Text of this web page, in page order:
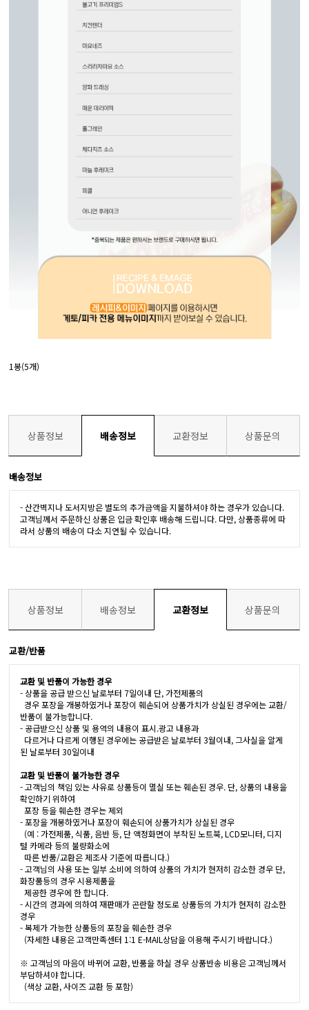
1봉(5개)
상품정보 배송정보 교환정보 상품문의
배송정보
- 산간벽지나 도서지방은 별도의 추가금액을 지불하셔야 하는 경우가 있습니다.
고객님께서 주문하신 상품은 입금 확인후 배송해 드립니다. 다만, 상품종류에 따
라서 상품의 배송이 다소 지연될 수 있습니다.
상품정보 배송정보 교환정보 상품문의
교환/반품
교환 및 반품이 가능한 경우
- 상품을 공급 받으신 날로부터 7일이내 단, 가전제품의
경우 포장을 개봉하였거나 포장이 훼손되어 상품가치가 상실된 경우에는 교환/
반품이 불가능합니다.
- 공급받으신 상품 및 용역의 내용이 표시.광고 내용과
다르거나 다르게 이행된 경우에는 공급받은 날로부터 3월이내, 그사실을 알게
된 날로부터 30일이내
교환 및 반품이 불가능한 경우
- 고객님의 책임 있는 사유로 상품등이 멸실 또는 훼손된 경우. 단, 상품의 내용을
확인하기 위하여
포장 등을 훼손한 경우는 제외
- 포장을 개봉하였거나 포장이 훼손되어 상품가치가 상실된 경우
(예 : 가전제품, 식품, 음반 등, 단 액정화면이 부착된 노트북, LCD모니터, 디지
털 카메라 등의 불량화소에
따른 반품/교환은 제조사 기준에 따릅니다.)
- 고객님의 사용 또는 일부 소비에 의하여 상품의 가치가 현저히 감소한 경우 단,
화장품등의 경우 시용제품을
제공한 경우에 한 합니다.
- 시간의 경과에 의하여 재판매가 곤란할 정도로 상품등의 가치가 현저히 감소한
경우
- 복제가 가능한 상품등의 포장을 훼손한 경우
(자세한 내용은 고객만족센터 1:1 E-MAIL상담을 이용해 주시기 바랍니다.)
※ 고객님의 마음이 바뀌어 교환, 반품을 하실 경우 상품반송 비용은 고객님께서
부담하셔야 합니다.
(색상 교환, 사이즈 교환 등 포함)